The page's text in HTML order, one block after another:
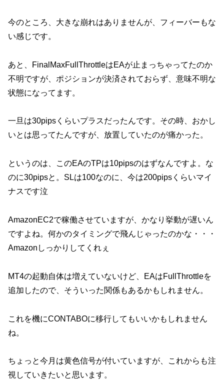
今のところ、大きな崩れはありませんが、フィーバーもな
い感じです。
あと、FinalMaxFullThrottleはEAが止まっちゃってたのか
不明ですが、ポジションが決済されておらず、意味不明な
状態になってます。
一旦は30pipsくらいプラスだったんです。その時、おかし
いとは思ってたんですが、放置していたのが痛かった。
というのは、このEAのTPは10pipsのはずなんですよ。な
のに30pipsと。SLは100なのに、今は200pipsくらいマイ
ナスです泣
AmazonEC2で稼働させていますが、かなり挙動が遅いん
ですよね。何かのタイミングで飛んじゃったのかな・・・
Amazonしっかりしてくれぇ
MT4の起動自体は増えていないけど、EAはFullThrottleを
追加したので、そういった関係もあるかもしれません。
これを機にCONTABOに移行してもいいかもしれません
ね。
ちょっと今月は黄色信号が付いていますが、これからも注
視していきたいと思います。